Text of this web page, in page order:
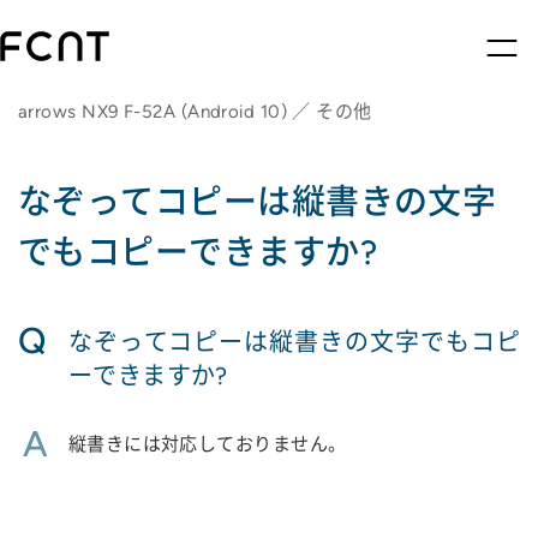
arrows NX9 F-52A (Android 10) ／ その他
なぞってコピーは縦書きの文字
でもコピーできますか?
Q
なぞってコピーは縦書きの文字でもコピ
ーできますか?
A 縦書きには対応しておりません。